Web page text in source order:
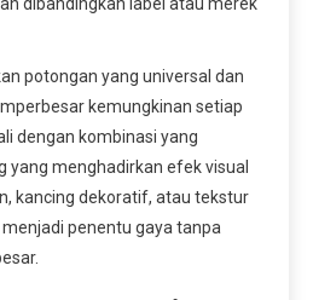
potongan yang universal dan
kemungkinan setiap
dengan kombinasi yang
yang menghadirkan efek visual
kancing dekoratif, atau tekstur
penentu gaya tanpa